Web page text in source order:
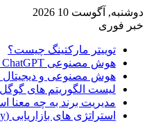
دوشنبه, آگوست 10 2026
خبر فوری
توییتر مارکتینگ چیست؟
هوش مصنوعی ChatGPT چیست؟
هوش مصنوعی و دیجیتال
لیست الگوریتم های
مدیریت برند به چه معنا
استراتژی های بازاریابی (marketing strategy)